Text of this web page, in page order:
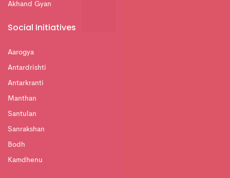
Akhand Gyan
Social Initiatives
Aarogya
Antardrishti
Antarkranti
Manthan
Santulan
Sanrakshan
Bodh
Kamdhenu